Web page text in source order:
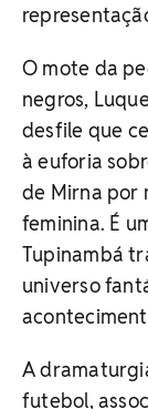
O mote da
negros,
desfile que
à euforia
de Mirna por
feminina. É
Tupinambá
universo
A
futebol,